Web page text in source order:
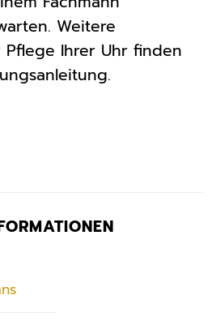
Weitere
Ihrer Uhr finden